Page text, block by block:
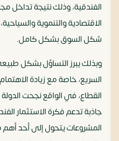
الفندقية، وذلك نتيجة تداخل
الاقتصادية والتنموية
شكل السوق بشكل كامل.
وبذلك يبرز التساؤل بشكل
السريع، خاصة مع زيادة
القطاع، في الواقع نجحت
جاذبة تدعم فكرة الاستثمار
المشروعات يتحول إلى أحد أهم